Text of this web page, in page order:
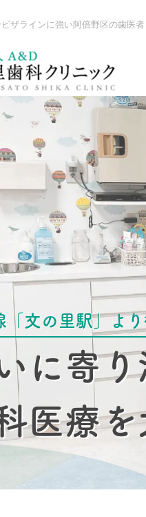
ザラインに強い阿倍野区の歯医
虫歯を直したい
銀歯を白くしたい
「文の里駅」よ
に寄り
医療を